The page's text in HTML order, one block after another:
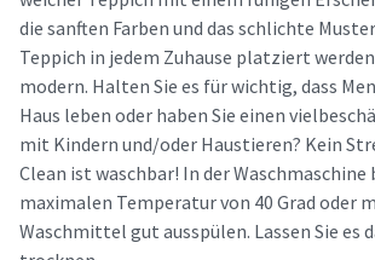
die sanften Farben und das schlichte
Teppich in jedem Zuhause platziert
modern. Halten Sie es für wichtig, dass
Haus leben oder haben Sie einen
mit Kindern und/oder Haustieren? Kein
Clean ist waschbar! In der Waschmaschine
maximalen Temperatur von 40 Grad oder
Waschmittel gut ausspülen. Lassen Sie es